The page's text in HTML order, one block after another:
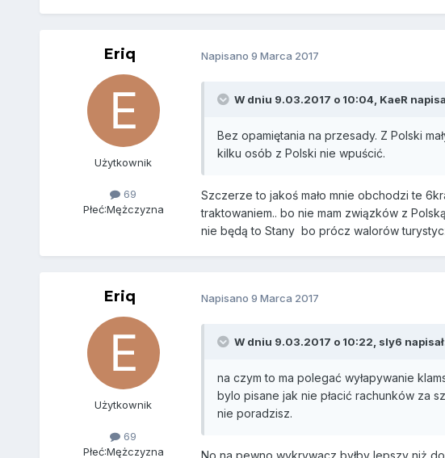
Eriq
Użytkownik
69
Płeć:Mężczyzna
Napisano 9 Marca 2017
W dniu 9.03.2017 o 10:04, KaeR
Bez opamiętania na przesady. Z Polski
kilku osób z Polski nie wpuścić.
Szczerze to jakoś mało mnie obchodzi te
traktowaniem.. bo nie mam związków z
nie będą to Stany bo prócz walorów
Eriq
Użytkownik
69
Płeć:Mężczyzna
Napisano 9 Marca 2017
W dniu 9.03.2017 o 10:22, sly6
na czym to ma polegać wyłapywanie
bylo pisane jak nie płacić rachunków za
nie poradzisz.